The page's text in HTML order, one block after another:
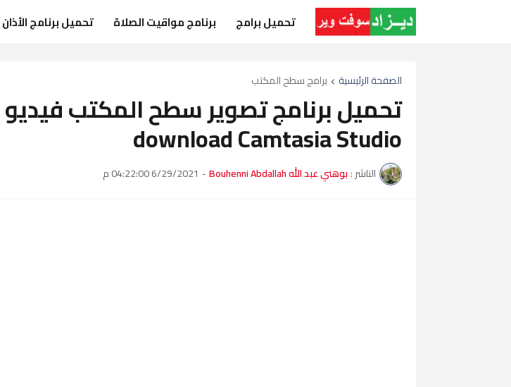
تحميل برامج برنامج مواقيت الصلاة تحميل برنامج الأذان
الصفحة الرئيسية برامج سطح المكتب
تحميل برنامج تصوير سطح المكتب
download Camtasia Studio
الناشر : بوهني عبد الله Bouhenni Abdallah - 6/29/2021 04:22:00 م